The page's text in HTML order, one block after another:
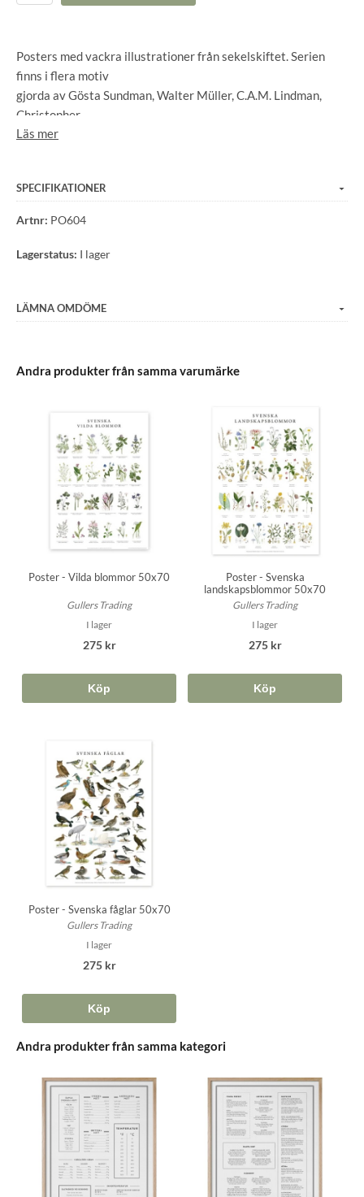
Posters med vackra illustrationer från sekelskiftet. Serien
finns i flera motiv
gjorda av Gösta Sundman, Walter Müller, C.A.M. Lindman,
Christopher
Aurivillius, Magnus, Wilhelm och Ferdinand von Wright med
Mått: 50x70 cm
Läs mer
SPECIFIKATIONER
Artnr: PO604
Lagerstatus: I lager
LÄMNA OMDÖME
Andra produkter från samma varumärke
Poster - Vilda blommor 50x70
Gullers Trading
I lager
275 kr
Köp
Poster - Svenska
landskapsblommor 50x70
Gullers Trading
I lager
275 kr
Köp
Poster - Svenska fåglar 50x70
Gullers Trading
I lager
275 kr
Köp
Andra produkter från samma kategori